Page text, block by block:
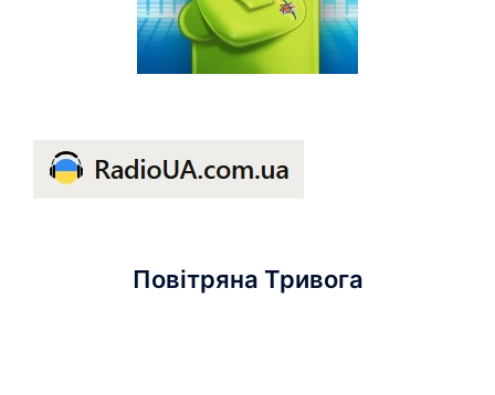
Повітряна Тривога